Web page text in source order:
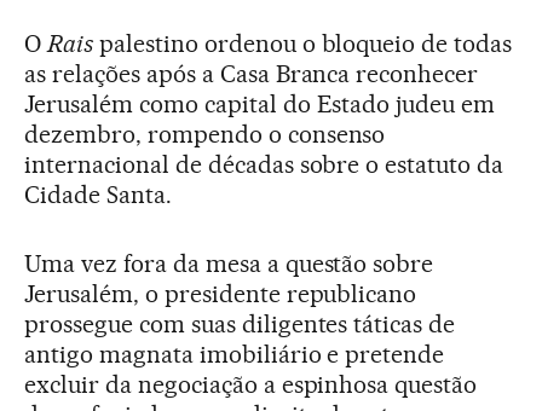
O Raispalestino ordenou o bloqueio de todas
as relações após a Casa Branca reconhecer
Jerusalém como capital do Estado judeu em
dezembro, rompendo o consenso
internacional de décadas sobre o estatuto da
Cidade Santa.
Uma vez fora da mesa a questão sobre
Jerusalém, o presidente republicano
prossegue com suas diligentes táticas de
antigo magnata imobiliário e pretende
excluir da negociação a espinhosa questão